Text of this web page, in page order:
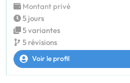
Montant privé
5 jours
5 variantes
5 révisions
Voir le profil